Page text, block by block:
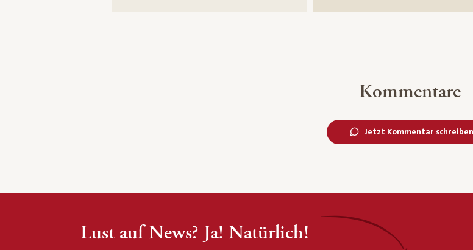
Kommentare
Jetzt Kommentar schreiben
Lust auf News? Ja! Natürlich!